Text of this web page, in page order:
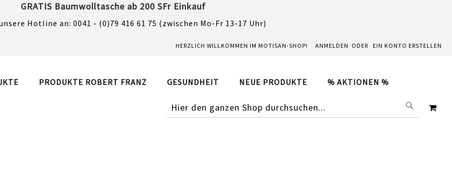
GRATIS Baumwolltasche ab 200 SFr Einkauf
Hotline an: 0041 - (0)79 416 61 75 (zwischen Mo-Fr 13-17 Uhr)
HERZLICH WILLKOMMEN IM MOTISAN-SHOP! ANMELDEN EIN KONTO ERSTELLEN
PRODUKTE ROBERT FRANZ GESUNDHEIT NEUE PRODUKTE % AKTIONEN %
SUCHE